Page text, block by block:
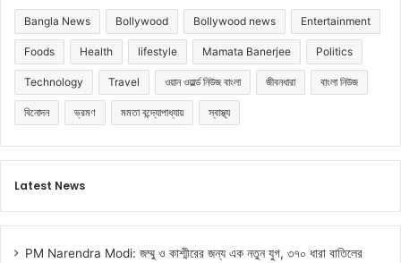
Bangla News Bollywood Bollywood news Entertainment
Foods Health lifestyle Mamata Banerjee Politics
Technology Travel ওয়ান ওয়ার্ল্ড নিউজ বাংলা জীবনধারা বাংলা নিউজ
বিনোদন ভ্রমণ মমতা বন্দ্যোপাধ্যায় স্বাস্থ্য
Latest News
PM Narendra Modi: জম্মু ও কাশ্মীরের জন্য এক নতুন যুগ, ৩৭০ ধারা বাতিলের